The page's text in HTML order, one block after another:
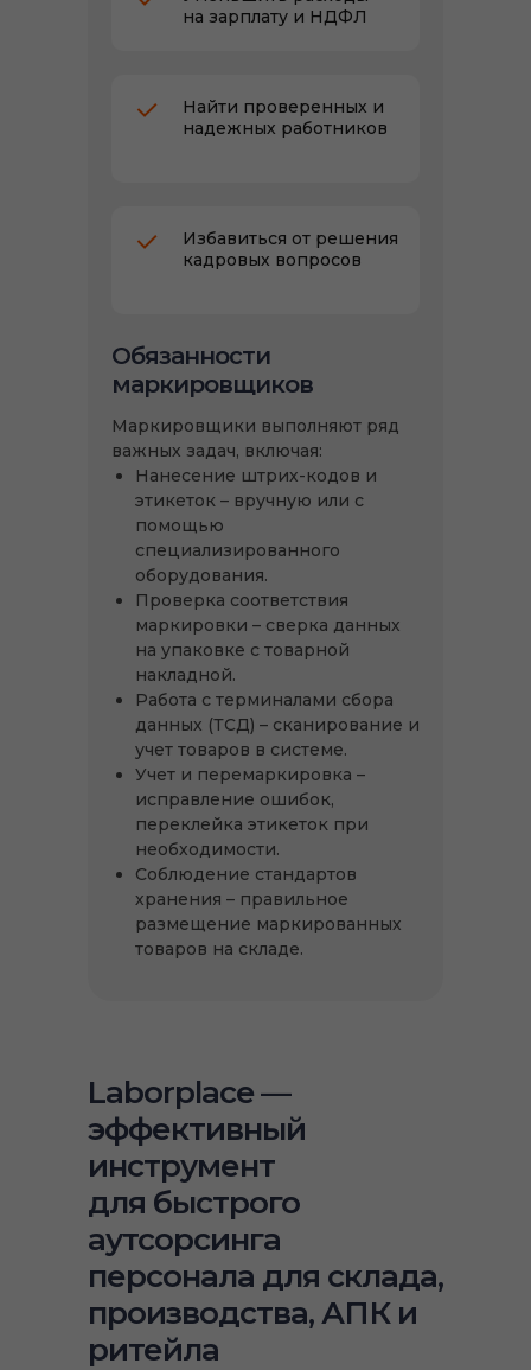
Избавиться от решения
кадровых вопросов
на зарплату и НДФЛ
Найти проверенных и
надежных работников
Маркировщики выполняют ряд
важных задач, включая:
Нанесение штрих-кодов и
этикеток – вручную или с
помощью
специализированного
оборудования.
Проверка соответствия
маркировки – сверка данных
на упаковке с товарной
накладной.
Работа с терминалами сбора
данных (ТСД) – сканирование и
учет товаров в системе.
Учет и перемаркировка –
исправление ошибок,
переклейка этикеток при
необходимости.
Соблюдение стандартов
хранения – правильное
размещение маркированных
товаров на складе.
Обязанности
маркировщиков
Laborplace —
эффективный
инструмент
для быстрого
аутсорсинга
персонала для склада,
производства, АПК и
ритейла